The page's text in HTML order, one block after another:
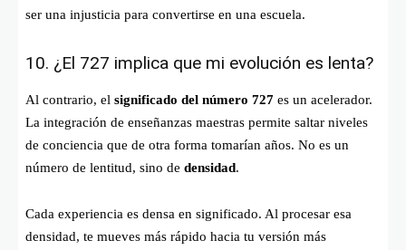
ser una injusticia para convertirse en una escuela.
10. ¿El 727 implica que mi evolución es lenta?
Al contrario, el significado del número 727 es un acelerador.
La integración de enseñanzas maestras permite saltar niveles
de conciencia que de otra forma tomarían años. No es un
número de lentitud, sino de densidad.
Cada experiencia es densa en significado. Al procesar esa
densidad, te mueves más rápido hacia tu versión más